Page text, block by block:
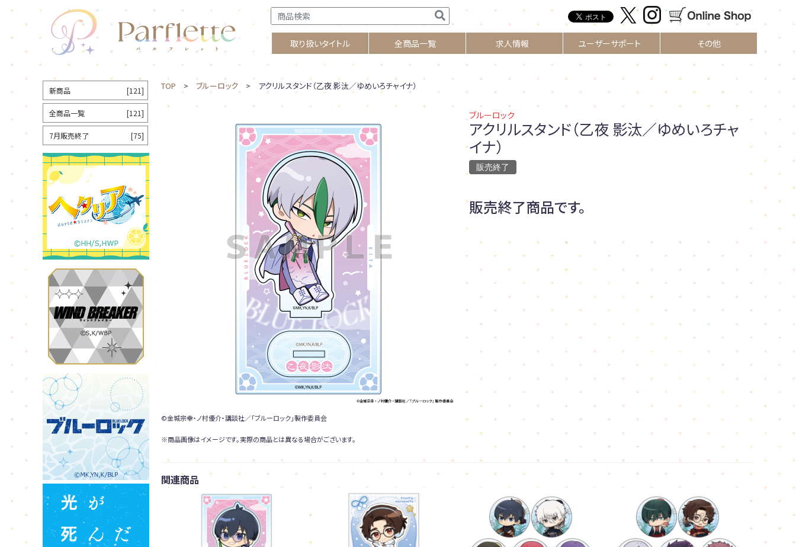
取り扱いタイトル 全商品一覧 求人情報 ユーザーサポート その他
TOP > ブルーロック > アクリルスタンド（乙夜 影汰／ゆめいろチャイナ）
©金城宗幸・ノ村優介・講談社／「ブルーロック」製作委員会
※商品画像はイメージです。実際の商品とは異なる場合がございます。
ブルーロック
アクリルスタンド（乙夜 影汰／ゆめいろチャ
イナ）
販売終了
販売終了商品です。
関連商品
新商品 [121]
全商品一覧 [121]
7月販売終了 [75]